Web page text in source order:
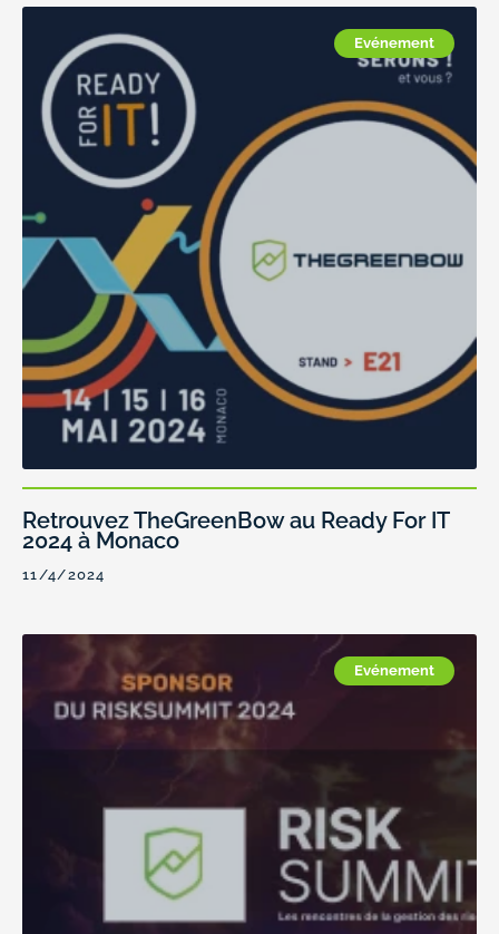
Evénement
Retrouvez TheGreenBow au Ready For IT
2024 à Monaco
11/4/2024
Evénement